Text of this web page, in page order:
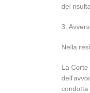
del
3.
Nella
La Corte
condotta